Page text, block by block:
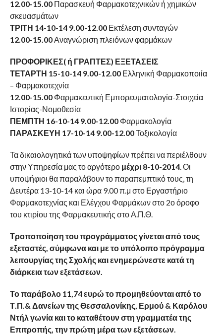
12.00-15.00Παρασκευή Φαρμακοτεχνικών ή χημικών
σκευασμάτων
ΤΡΙΤΗ 14-10-14 9.00-12.00Εκτέλεση συνταγών
12.00-15.00Αναγνώριση πλειόνων φαρμάκων
ΠΡΟΦΟΡΙΚΕΣ( ή ΓΡΑΠΤΕΣ) ΕΞΕΤΑΣΕΙΣ
ΤΕΤΑΡΤΗ 15-10-14 9.00-12.00Ελληνική Φαρμακοποιία
– Φαρμακοτεχνία
12.00-15.00Φαρμακευτική Εμπορευματολογία-Στοιχεία
Ιστορίας-Νομοθεσία
ΠΕΜΠΤΗ 16-10-14 9.00-12.00Φαρμακολογία
ΠΑΡΑΣΚΕΥΗ 17-10-14 9.00-12.00Τοξικολογία
Τα δικαιολογητικά των υποψηφίων πρέπει να περιέλθουν
στην Υπηρεσία μας το αργότερο μέχρι 8-10-2014. Οι
υποψήφιοι θα παραλάβουν το παραπεμπτικό τους, τη
Δευτέρα 13-10-14 και ώρα 9.00 π.μ στο Εργαστήριο
Φαρμακοτεχνίας και Ελέγχου Φαρμάκων στο 2ο όροφο
του κτιρίου της Φαρμακευτικής στο Α.Π.Θ.
Τροποποίηση του προγράμματος γίνεται από τους
εξεταστές, σύμφωνα και με το υπόλοιπο πρόγραμμα
λειτουργίας της Σχολής και ενημερώνεστε κατά τη
διάρκεια των εξετάσεων.
Το παράβολο 11,74 ευρώ το προμηθεύονται από το
Τ.Π.& Δανείων της Θεσσαλονίκης, Ερμού & Καρόλου
Ντήλ γωνία και το καταθέτουν στη γραμματέα της
Επιτροπής, την πρώτη μέρα των εξετάσεων.